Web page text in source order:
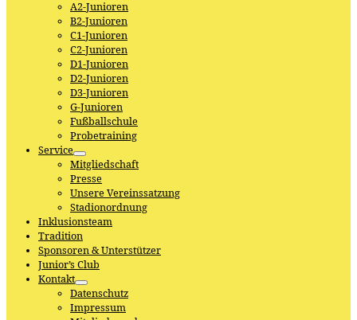
A2-Junioren
B2-Junioren
C1-Junioren
C2-Junioren
D1-Junioren
D2-Junioren
D3-Junioren
G-Junioren
Fußballschule
Probetraining
Service
Mitgliedschaft
Presse
Unsere Vereinssatzung
Stadionordnung
Inklusionsteam
Tradition
Sponsoren & Unterstützer
Junior’s Club
Kontakt
Datenschutz
Impressum